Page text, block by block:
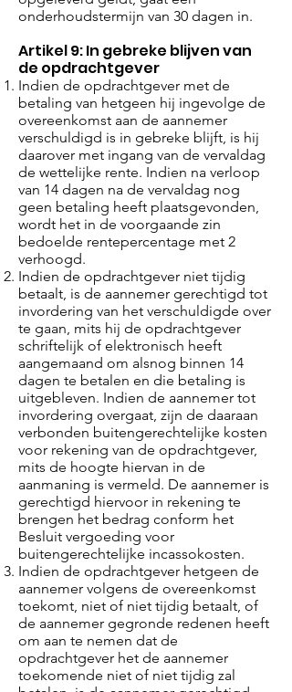
onderhoudstermijn van 30 dagen in.
Artikel 9: In gebreke blijven van
de opdrachtgever
Indien de opdrachtgever met de
betaling van hetgeen hij ingevolge de
overeenkomst aan de aannemer
verschuldigd is in gebreke blijft, is hij
daarover met ingang van de vervaldag
de wettelijke rente. Indien na verloop
van 14 dagen na de vervaldag nog
geen betaling heeft plaatsgevonden,
wordt het in de voorgaande zin
bedoelde rentepercentage met 2
verhoogd.
Indien de opdrachtgever niet tijdig
betaalt, is de aannemer gerechtigd tot
invordering van het verschuldigde over
te gaan, mits hij de opdrachtgever
schriftelijk of elektronisch heeft
aangemaand om alsnog binnen 14
dagen te betalen en die betaling is
uitgebleven. Indien de aannemer tot
invordering overgaat, zijn de daaraan
verbonden buitengerechtelijke kosten
voor rekening van de opdrachtgever,
mits de hoogte hiervan in de
aanmaning is vermeld. De aannemer is
gerechtigd hiervoor in rekening te
brengen het bedrag conform het
Besluit vergoeding voor
buitengerechtelijke incassokosten.
Indien de opdrachtgever hetgeen de
aannemer volgens de overeenkomst
toekomt, niet of niet tijdig betaalt, of
de aannemer gegronde redenen heeft
om aan te nemen dat de
opdrachtgever het de aannemer
toekomende niet of niet tijdig zal